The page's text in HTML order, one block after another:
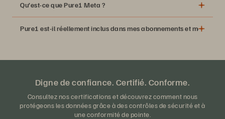
Qu’est-ce que Pure1 Meta ?
Pure1 est-il réellement inclus dans mes abonnements et mes
Digne de confiance. Certifié. Conforme.
Consultez nos certifications et découvrez comment nous
protégeons les données grâce à des contrôles de sécurité et à
une conformité de pointe.